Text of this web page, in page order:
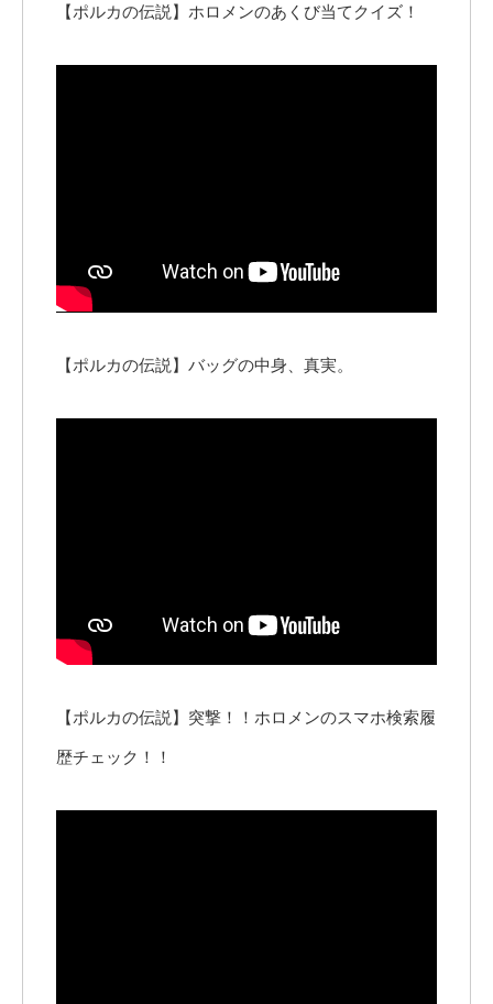
【ポルカの伝説】ホロメンのあくび当てクイズ！
【ポルカの伝説】バッグの中身、真実。
【ポルカの伝説】突撃！！ホロメンのスマホ検索履
歴チェック！！